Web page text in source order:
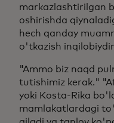
markazlashtirilgan
oshirishda
hech qanday
o'tkazish
"Ammo biz naqd
tutishimiz kerak."
yoki Kosta-Rika
mamlakatlardagi